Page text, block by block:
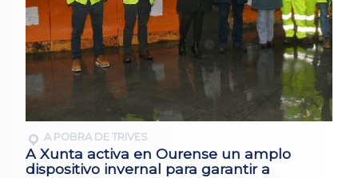
A POBRA DE TRIVES
A Xunta activa en Ourense un amplo
dispositivo invernal para garantir a